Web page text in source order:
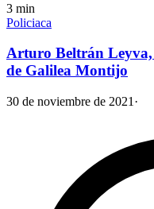
3 min
Policiaca
Arturo Beltrán Leyva,
de Galilea Montijo
30 de noviembre de 2021 ·